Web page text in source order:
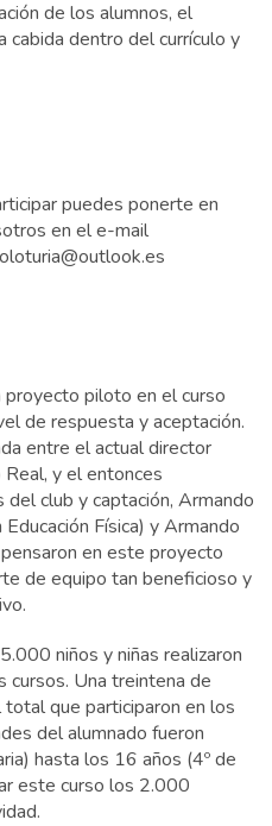
de los alumnos, el
dentro del currículo y
puedes ponerte en
en el e-mail
proyecto piloto en el curso
de respuesta y aceptación.
entre el actual director
y el entonces
club y captación, Armando
Física) y Armando
en este proyecto
de equipo tan beneficioso y
niños y niñas realizaron
cursos. Una treintena de
que participaron en los
del alumnado fueron
hasta los 16 años (4º de
este curso los 2.000